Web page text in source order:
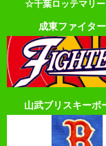
☆千葉ロッテマリ
成東ファイタ
山武ブリスキーボ